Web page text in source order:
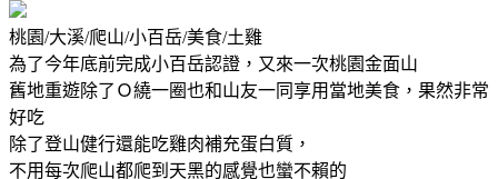
桃園/大溪/爬山/小百岳/美食/土雞
為了今年底前完成小百岳認證，又來一次桃園金面山
舊地重遊除了Ｏ繞一圈也和山友一同享用當地美食，果然非常
好吃
除了登山健行還能吃雞肉補充蛋白質，
不用每次爬山都爬到天黑的感覺也蠻不賴的